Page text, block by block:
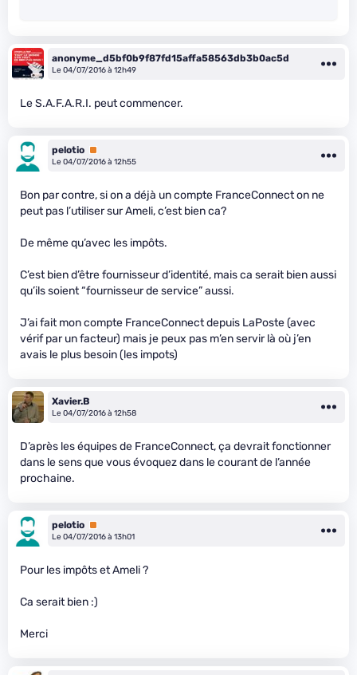
anonyme_d5bf0b9f87fd15affa58563db3b0ac5d
Le 04/07/2016 à 12h49
Le S.A.F.A.R.I. peut commencer.
pelotio Premium
Le 04/07/2016 à 12h55
Bon par contre, si on a déjà un compte FranceConnect on ne
peut pas l’utiliser sur Ameli, c’est bien ca?
De même qu’avec les impôts.
C’est bien d’être fournisseur d’identité, mais ca serait bien aussi
qu’ils soient “fournisseur de service” aussi.
J’ai fait mon compte FranceConnect depuis LaPoste (avec
vérif par un facteur) mais je peux pas m’en servir là où j’en
avais le plus besoin (les impots)
Xavier.B
Le 04/07/2016 à 12h58
D’après les équipes de FranceConnect, ça devrait fonctionner
dans le sens que vous évoquez dans le courant de l’année
prochaine.
pelotio Premium
Le 04/07/2016 à 13h01
Pour les impôts et Ameli ?
Ca serait bien :)
Merci